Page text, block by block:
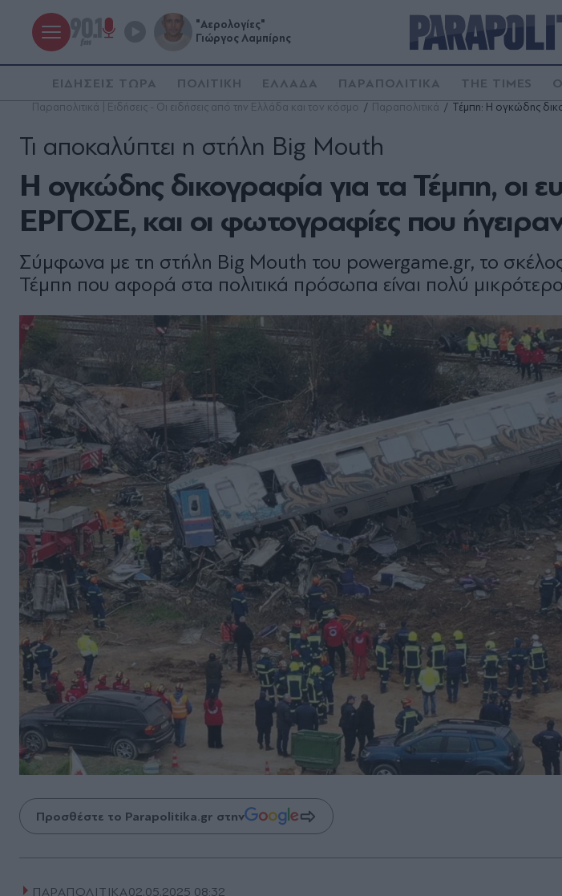
"Αερολογίες"
Γιώργος Λαμπίρης
ΕΙΔΗΣΕΙΣ ΤΩΡΑ ΠΟΛΙΤΙΚΗ ΕΛΛΑΔΑ ΠΑΡΑΠΟΛΙΤΙΚΑ THE TIMES
Παραπολιτικά | Ειδήσεις - Οι ειδήσεις από την Ελλάδα και τον κόσμο Παραπολιτικά Τέμπη: Η ογκώδης
Η ογκώδης δικογραφία για τα Τέμπη, οι
ΕΡΓΟΣΕ, και οι φωτογραφίες που
Τι αποκαλύπτει η στήλη Big Mouth
Σύμφωνα με τη στήλη Big Mouth του powergame.gr, το σκέλος
Τέμπη που αφορά στα πολιτικά πρόσωπα είναι πολύ μικρότερο
Προσθέστε το Parapolitika.gr στην
ΠΑΡΑΠΟΛΙΤΙΚΑ02.05.2025 08:32